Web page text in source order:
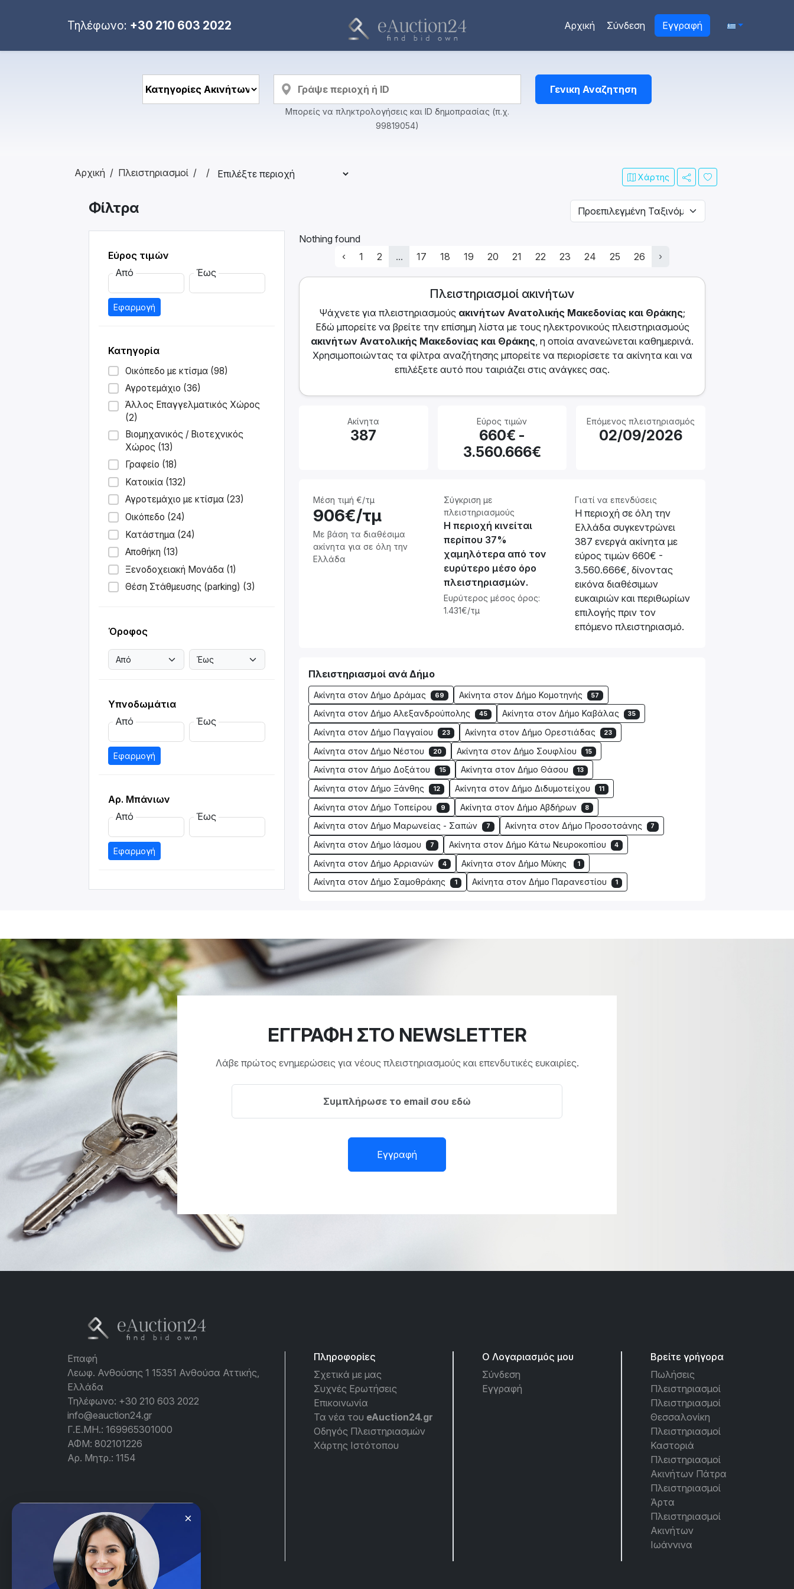
Τηλέφωνο: +30 210 603 2022 Αρχική Σύνδεση Εγγραφή
Μπορείς να πληκτρολογήσεις και ID δημοπρασίας (π.χ.
99819054)
Γενικη Αναζητηση
Αρχική Πλειστηριασμοί Χάρτης
Φίλτρα
Εύρος τιμών
Από
Έως
Εφαρμογή
Κατηγορία
Οικόπεδο με κτίσμα (98)
Αγροτεμάχιο (36)
Άλλος Επαγγελματικός Χώρος
(2)
Βιομηχανικός / Βιοτεχνικός
Χώρος (13)
Γραφείο (18)
Κατοικία (132)
Αγροτεμάχιο με κτίσμα (23)
Οικόπεδο (24)
Κατάστημα (24)
Αποθήκη (13)
Ξενοδοχειακή Μονάδα (1)
Θέση Στάθμευσης (parking) (3)
Όροφος
Υπνοδωμάτια
Από
Έως
Εφαρμογή
Αρ. Μπάνιων
Από
Έως
Εφαρμογή
Nothing found
‹
1 2 ... 17 18 19 20 21 22 23 24 25 26 ›
Πλειστηριασμοί ακινήτων
Ψάχνετε για πλειστηριασμoύς ακινήτων Ανατολικής Μακεδονίας και Θράκης;
Εδώ μπορείτε να βρείτε την επίσημη λίστα με τους ηλεκτρονικούς πλειστηριασμούς
ακινήτων Ανατολικής Μακεδονίας και Θράκης , η οποία ανανεώνεται καθημερινά.
Χρησιμοποιώντας τα φίλτρα αναζήτησης μπορείτε να περιορίσετε τα ακίνητα και να
επιλέξετε αυτό που ταιριάζει στις ανάγκες σας.
Ακίνητα
387
Εύρος τιμών
660€ -
3.560.666€
Επόμενος πλειστηριασμός
02/09/2026
Μέση τιμή €/τμ
906€/τμ
Με βάση τα διαθέσιμα
ακίνητα για σε όλη την
Ελλάδα
Σύγκριση με
πλειστηριασμούς
Η περιοχή κινείται
περίπου 37%
χαμηλότερα από τον
ευρύτερο μέσο όρο
πλειστηριασμών.
Ευρύτερος μέσος όρος:
1.431€/τμ
Γιατί να επενδύσεις
Η περιοχή σε όλη την
Ελλάδα συγκεντρώνει
387 ενεργά ακίνητα με
εύρος τιμών 660€ -
3.560.666€, δίνοντας
εικόνα διαθέσιμων
ευκαιριών και περιθωρίων
επιλογής πριν τον
επόμενο πλειστηριασμό.
Πλειστηριασμοί ανά Δήμο
Ακίνητα στον Δήμο Δράμας 69 Ακίνητα στον Δήμο Κομοτηνής 57
Ακίνητα στον Δήμο Αλεξανδρούπολης 45 Ακίνητα στον Δήμο Καβάλας 35
Ακίνητα στον Δήμο Παγγαίου 23 Ακίνητα στον Δήμο Ορεστιάδας 23
Ακίνητα στον Δήμο Νέστου 20 Ακίνητα στον Δήμο Σουφλίου 15
Ακίνητα στον Δήμο Δοξάτου 15 Ακίνητα στον Δήμο Θάσου 13
Ακίνητα στον Δήμο Ξάνθης 12 Ακίνητα στον Δήμο Διδυμοτείχου 11
Ακίνητα στον Δήμο Τοπείρου 9 Ακίνητα στον Δήμο Αβδήρων 8
Ακίνητα στον Δήμο Μαρωνείας - Σαπών 7 Ακίνητα στον Δήμο Προσοτσάνης 7
Ακίνητα στον Δήμο Ιάσμου 7 Ακίνητα στον Δήμο Κάτω Νευροκοπίου 4
Ακίνητα στον Δήμο Αρριανών 4 Ακίνητα στον Δήμο Μύκης 1
Ακίνητα στον Δήμο Σαμοθράκης 1 Ακίνητα στον Δήμο Παρανεστίου 1
ΕΓΓΡΑΦΗ ΣΤΟ NEWSLETTER
Λάβε πρώτος ενημερώσεις για νέους πλειστηριασμούς και επενδυτικές ευκαιρίες.
Εγγραφή
Επαφή
Λεωφ. Ανθούσης 1 15351 Ανθούσα Αττικής,
Ελλάδα
Τηλέφωνο: +30 210 603 2022
info@eauction24.gr
Γ.Ε.ΜΗ.: 169965301000
ΑΦΜ: 802101226
Αρ. Μητρ.: 1154
Πληροφορίες
Σχετικά με μας
Συχνές Ερωτήσεις
Επικοινωνία
Τα νέα του eAuction24.gr
Οδηγός Πλειστηριασμών
Χάρτης Ιστότοπου
Ο Λογαριασμός μου
Σύνδεση
Εγγραφή
Βρείτε γρήγορα
Πωλήσεις
Πλειστηριασμοί
Πλειστηριασμοί
Θεσσαλονίκη
Πλειστηριασμοί
Καστοριά
Πλειστηριασμοί
Ακινήτων Πάτρα
Πλειστηριασμοί
Άρτα
Πλειστηριασμοί
Ακινήτων
Ιωάννινα
×